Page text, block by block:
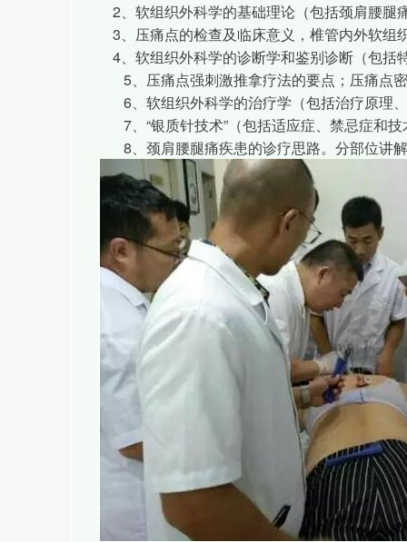
2、软组织外科学的基础理论（包括颈肩腰腿
3、压痛点的检查及临床意义，椎管内外软组
4、软组织外科学的诊断学和鉴别诊断（包括
5、压痛点强刺激推拿疗法的要点；压痛点
6、软组织外科学的治疗学（包括治疗原理
7、“银质针技术”（包括适应症、禁忌症和技
8、颈肩腰腿痛疾患的诊疗思路。分部位讲